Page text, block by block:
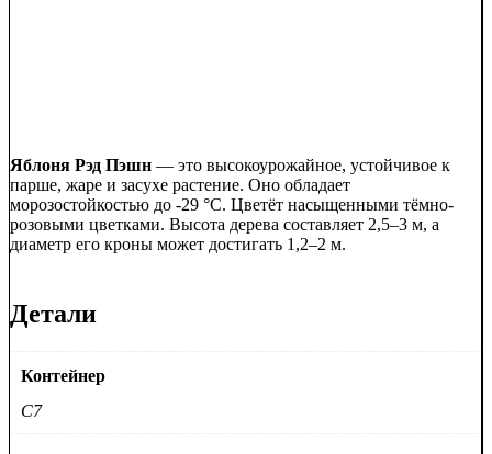
Яблоня Рэд Пэшн — это высокоурожайное, устойчивое к
парше, жаре и засухе растение. Оно обладает
морозостойкостью до -29 °C. Цветёт насыщенными тёмно-
розовыми цветками. Высота дерева составляет 2,5–3 м, а
диаметр его кроны может достигать 1,2–2 м.
Детали
Контейнер
C7